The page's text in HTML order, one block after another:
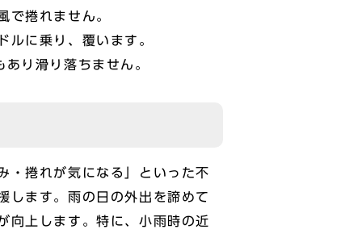
で捲れません。
ルに乗り、覆います。
り滑り落ちません。
・捲れが気になる」といった不
します。雨の日の外出を諦めて
向上します。特に、小雨時の近